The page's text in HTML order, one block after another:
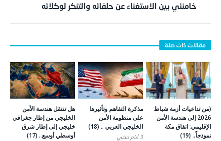
خامنئي بين الاستغناء عن حلفائه والتنكر لوكلائه
(من تداعيات أزمة شباط
2026 إلى هندسة الأمن
الإقليمي: اتفاق مكة
نموذجاً.. (19)
مذكرة التفاهم وتأثيرها
على منظومة الأمن
الخليجي العربي .. (18)
3 أيام ‎مضي
هل تنتقل هندسة الأمن
الخليجي من إطار جغرافي
خليجي إلى إطار شرق
أوسطي أوسع.. (17)